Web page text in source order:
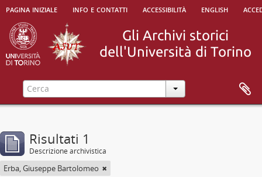
pagina iniziale info e contatti accessibilità english
Risultati 1
Descrizione archivistica
Erba, Giuseppe Bartolomeo